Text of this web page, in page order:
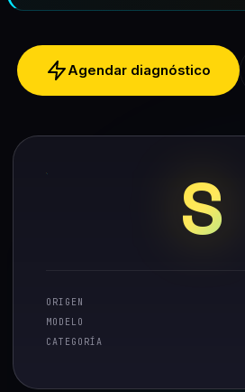
Agendar diagnóstico
S
ORIGEN
MODELO
CATEGORÍA